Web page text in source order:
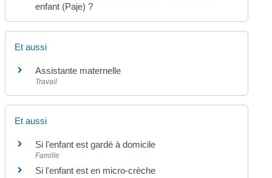
enfant (Paje) ?
Et aussi
Assistante maternelle
Travail
Et aussi
Si l'enfant est gardé à domicile
Famille
Si l'enfant est en micro-crèche